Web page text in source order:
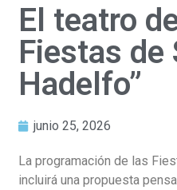
El teatro
Fiestas de
Hadelfo”
junio 25, 2026
La programación de las
incluirá una propuesta